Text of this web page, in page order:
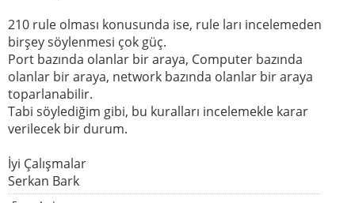
210 rule olması konusunda ise, rule ları incelemeden
birşey söylenmesi çok güç.
Port bazında olanlar bir araya, Computer bazında
olanlar bir araya, network bazında olanlar bir araya
toparlanabilir.
Tabi söylediğim gibi, bu kuralları incelemekle karar
verilecek bir durum.
İyi Çalışmalar
Serkan Bark